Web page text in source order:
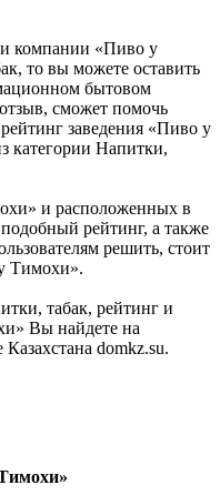
компании «Пиво у
то вы можете оставить
бытовом
сможет помочь
заведения «Пиво у
категории Напитки,
и расположенных в
рейтинг, а также
решить, стоит
Тимохи».
табак, рейтинг и
Вы найдете на
domkz.su.